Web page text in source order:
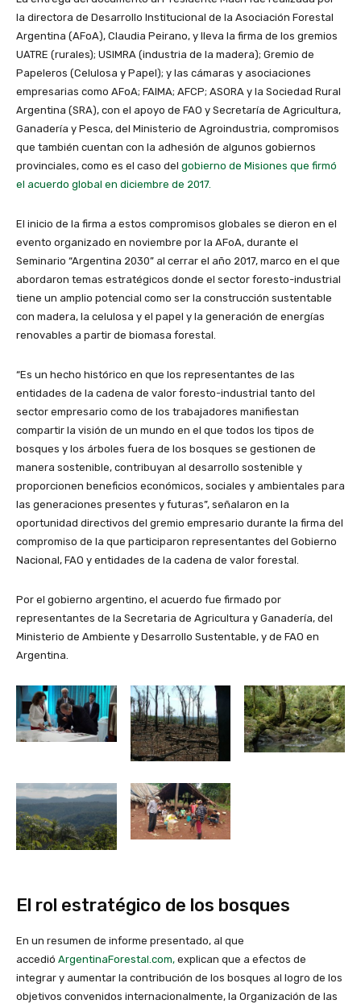
la directora de Desarrollo Institucional de la Asociación Forestal
Argentina (AFoA), Claudia Peirano, y lleva la firma de los gremios
UATRE (rurales); USIMRA (industria de la madera); Gremio de
Papeleros (Celulosa y Papel); y las cámaras y asociaciones
empresarias como AFoA; FAIMA; AFCP; ASORA y la Sociedad Rural
Argentina (SRA), con el apoyo de FAO y Secretaría de Agricultura,
Ganadería y Pesca, del Ministerio de Agroindustria, compromisos
que también cuentan con la adhesión de algunos gobiernos
provinciales, como es el caso del gobierno de Misiones que firmó
el acuerdo global en diciembre de 2017.
El inicio de la firma a estos compromisos globales se dieron en el
evento organizado en noviembre por la AFoA, durante el
Seminario “Argentina 2030” al cerrar el año 2017, marco en el que
abordaron temas estratégicos donde el sector foresto-industrial
tiene un amplio potencial como ser la construcción sustentable
con madera, la celulosa y el papel y la generación de energías
renovables a partir de biomasa forestal.
“Es un hecho histórico en que los representantes de las
entidades de la cadena de valor foresto-industrial tanto del
sector empresario como de los trabajadores manifiestan
compartir la visión de un mundo en el que todos los tipos de
bosques y los árboles fuera de los bosques se gestionen de
manera sostenible, contribuyan al desarrollo sostenible y
proporcionen beneficios económicos, sociales y ambientales para
las generaciones presentes y futuras”, señalaron en la
oportunidad directivos del gremio empresario durante la firma del
compromiso de la que participaron representantes del Gobierno
Nacional, FAO y entidades de la cadena de valor forestal.
Por el gobierno argentino, el acuerdo fue firmado por
representantes de la Secretaria de Agricultura y Ganadería, del
Ministerio de Ambiente y Desarrollo Sustentable, y de FAO en
Argentina.
El rol estratégico de los bosques
En un resumen de informe presentado, al que
accedió ArgentinaForestal.com, explican que a efectos de
integrar y aumentar la contribución de los bosques al logro de los
objetivos convenidos internacionalmente, la Organización de las